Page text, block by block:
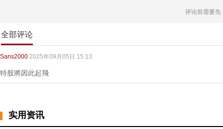
评论前需要先
全部评论
Sans2000 2025年09月05日 15:13
特股將因此起飛
实用资讯